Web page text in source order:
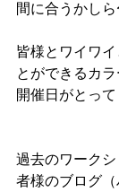
間に合うかし
皆様とワイワ
とができるカラ
開催日がとっ
過去のワーク
者様のブログ